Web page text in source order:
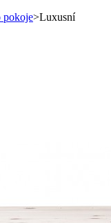
pokoje>Luxusní